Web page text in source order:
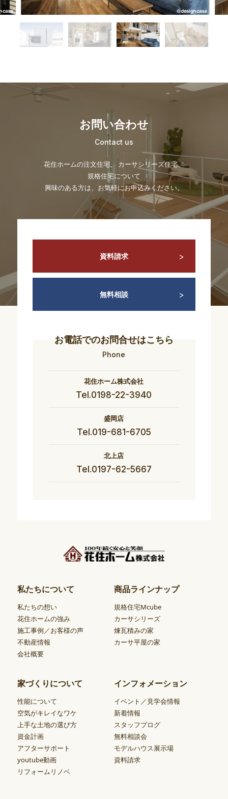
お問い合わせ
Contact us
花住ホームの注文住宅、 カーサシリーズ住宅、
規格住宅について
興味のある方は、お気軽にお申込みください。
資料請求
無料相談
お電話でのお問合せはこちら
Phone
花住ホーム株式会社
Tel.0198-22-3940
盛岡店
Tel.019-681-6705
北上店
Tel.0197-62-5667
私たちについて
私たちの想い
花住ホームの強み
施工事例／お客様の声
不動産情報
会社概要
商品ラインナップ
規格住宅Mcube
カーサシリーズ
煉瓦積みの家
カーサ平屋の家
家づくりについて
性能について
空気がキレイなワケ
上手な土地の選び方
資金計画
アフターサポート
youtube動画
リフォームリノベ
インフォメーション
イベント／見学会情報
新着情報
スタッフブログ
無料相談会
モデルハウス展示場
資料請求